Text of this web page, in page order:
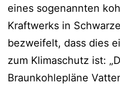
eines sogenannten
Kraftwerks in
bezweifelt, dass dies
zum Klimaschutz ist:
Braunkohlepläne